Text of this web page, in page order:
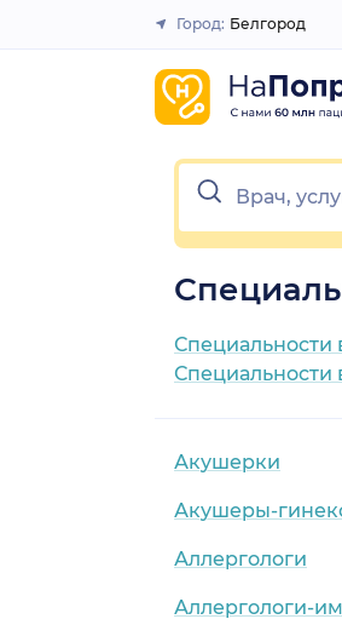
Закрыть
Город: Белгород
Специальности
Специальности
Акушерки
Акушеры-
Аллергологи
Аллергологи-